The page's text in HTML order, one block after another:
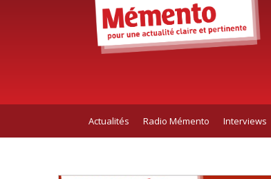
Actualités Radio Mémento Interviews